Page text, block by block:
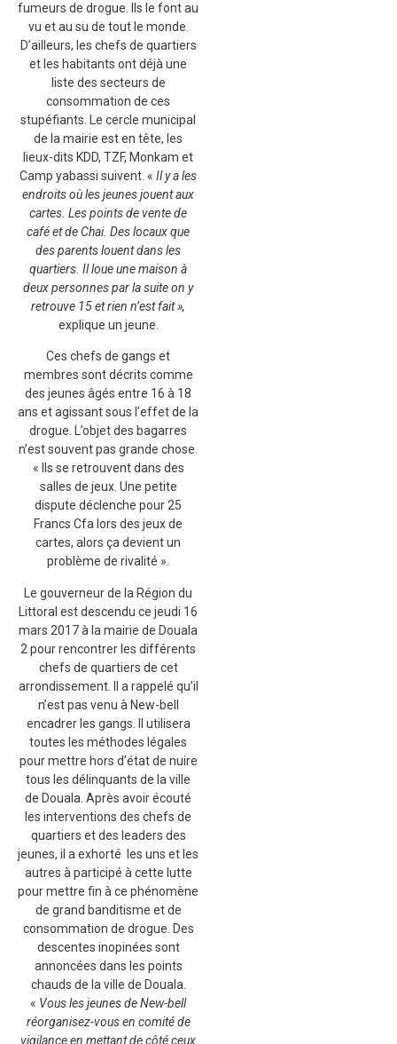
fumeurs de drogue. Ils le font au
vu et au su de tout le monde.
D’ailleurs, les chefs de quartiers
et les habitants ont déjà une
liste des secteurs de
consommation de ces
stupéfiants. Le cercle municipal
de la mairie est en tête, les
lieux-dits KDD, TZF, Monkam et
Camp yabassi suivent. « Il y a les
endroits où les jeunes jouent aux
cartes. Les points de vente de
café et de Chai. Des locaux que
des parents louent dans les
quartiers. Il loue une maison à
deux personnes par la suite on y
retrouve 15 et rien n’est fait »,
explique un jeune.
Ces chefs de gangs et
membres sont décrits comme
des jeunes âgés entre 16 à 18
ans et agissant sous l’effet de la
drogue. L’objet des bagarres
n’est souvent pas grande chose.
« Ils se retrouvent dans des
salles de jeux. Une petite
dispute déclenche pour 25
Francs Cfa lors des jeux de
cartes, alors ça devient un
problème de rivalité ».
Le gouverneur de la Région du
Littoral est descendu ce jeudi 16
mars 2017 à la mairie de Douala
2 pour rencontrer les différents
chefs de quartiers de cet
arrondissement. Il a rappelé qu’il
n’est pas venu à New-bell
encadrer les gangs. Il utilisera
toutes les méthodes légales
pour mettre hors d’état de nuire
tous les délinquants de la ville
de Douala. Après avoir écouté
les interventions des chefs de
quartiers et des leaders des
jeunes, il a exhorté les uns et les
autres à participé à cette lutte
pour mettre fin à ce phénomène
de grand banditisme et de
consommation de drogue. Des
descentes inopinées sont
annoncées dans les points
chauds de la ville de Douala.
« Vous les jeunes de New-bell
réorganisez-vous en comité de
vigilance en mettant de côté ceux